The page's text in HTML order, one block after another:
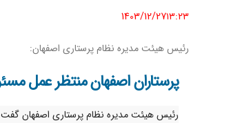
1403/12/27١٣:٢٣
رئیس هیئت مدیره نظام پرستاری اصفهان:
پرستاران اصفهان منتظر عمل
رئیس هیئت مدیره نظام پرستاری اصفهان گفت: